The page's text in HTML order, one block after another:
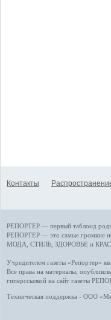
Контакты
РЕПОРТЕР — первый таблоид
РЕПОРТЕР — это самые громкие
МОДА, СТИЛЬ ЗДОРОВЬЕ и
Учредителем газеты «Репортер»
Все права на материалы,
гиперссылкой на сайт газеты
Техническая поддержка - ООО